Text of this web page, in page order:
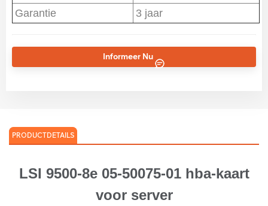
Garantie
3 jaar
Informeer Nu
PRODUCTDETAILS
LSI 9500-8e 05-50075-01 hba-kaart
voor server